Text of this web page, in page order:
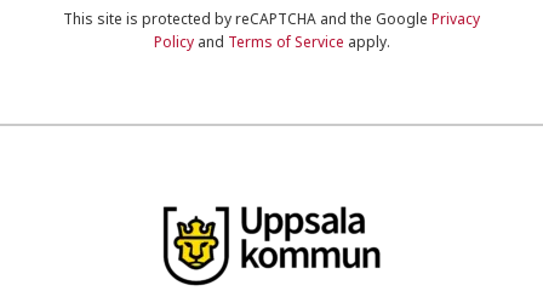
This site is protected by reCAPTCHA and the Google Privacy
Policyand Terms of Service apply.